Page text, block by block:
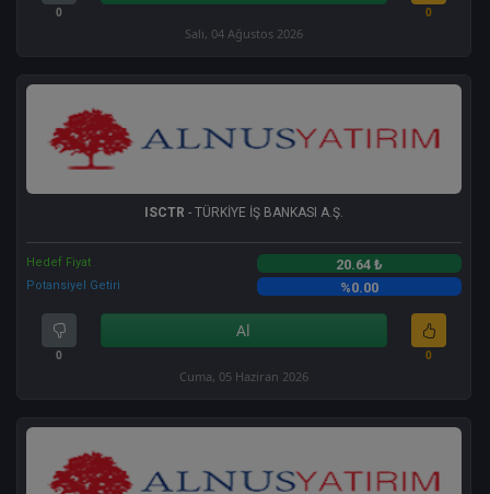
0 0
Salı, 04 Ağustos 2026
ISCTR - TÜRKİYE İŞ BANKASI A.Ş.
Hedef Fiyat 20.64 ₺
Potansiyel Getiri %0.00
0
Al
0
Cuma, 05 Haziran 2026